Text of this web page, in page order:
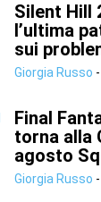
Silent Hill
l’ultima
sui
Giorgia Russo -
Final
torna alla
agosto
Giorgia Russo -